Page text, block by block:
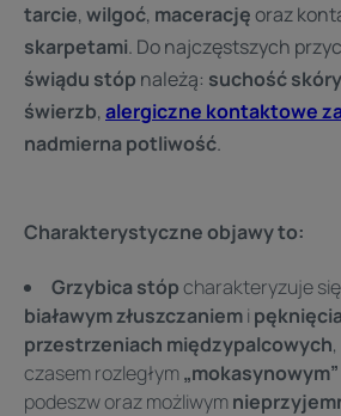
tarcie,wilgoć, maceracjęoraz
skarpetami. Do najczęstszych
świądu stóp należą: suchość skóry
świerzb,alergiczne kontaktowe
nadmierna potliwość.
Charakterystyczne objawy to:
Grzybica stópcharakteryzuje się
białawym złuszczaniemi
przestrzeniach międzypalcowych,
czasem rozległym
podeszw oraz możliwym